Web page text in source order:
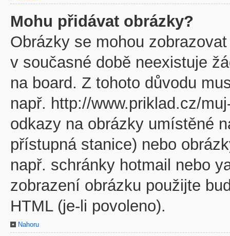
Mohu přidávat obrázky?
Obrázky se mohou
v současné době neexistuje
na board. Z tohoto důvodu
např. http://www.priklad.cz/
odkazy na obrázky umístěné
přístupná stanice) nebo
např. schránky hotmail nebo
zobrazení obrázku použijte
HTML (je-li povoleno).
Nahoru